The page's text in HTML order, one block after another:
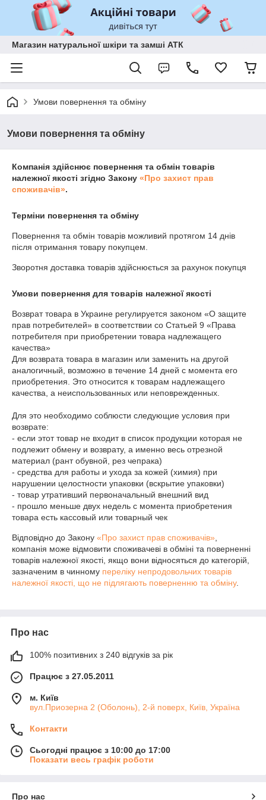
Магазин натуральної шкіри та замші АТК
Умови повернення та обміну
Умови повернення та обміну
Компанія здійснює повернення та обмін товарів
належної якості згідно Закону «Про захист прав
споживачів».
Терміни повернення та обміну
Повернення та обмін товарів можливий протягом 14 днів
після отримання товару покупцем.
Зворотня доставка товарів здійснюється за рахунок покупця
Умови повернення для товарів належної якості
Возврат товара в Украине регулируется законом «О защите
прав потребителей» в соответствии со Статьей 9 «Права
потребителя при приобретении товара надлежащего
качества»
Для возврата товара в магазин или заменить на другой
аналогичный, возможно в течение 14 дней с момента его
приобретения. Это относится к товарам надлежащего
качества, а неиспользованных или неповрежденных.
Для это необходимо соблюсти следующие условия при
возврате:
- если этот товар не входит в список продукции которая не
подлежит обмену и возврату, а именно весь отрезной
материал (рант обувной, рез чепрака)
- средства для работы и ухода за кожей (химия) при
нарушении целостности упаковки (вскрытие упаковки)
- товар утративший первоначальный внешний вид
- прошло меньше двух недель с момента приобретения
Відповідно до Закону «Про захист прав споживачів»
компанія може відмовити споживачеві в обміні та поверненні
товарів належної якості, якщо вони відносяться до категорій,
зазначеним в чинному переліку непродовольчих товарів
належної якості, що не підлягають поверненню та обміну.
Про нас
100% позитивних з 240 відгуків за рік
Працює з 27.05.2011
м. Київ
вул.Приозерна 2 (Оболонь), 2-й поверх, Київ, Україна
Контакти
Сьогодні працює з 10:00 до 17:00
Показати весь графік роботи
Про нас